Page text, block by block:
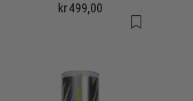
kr 499,00